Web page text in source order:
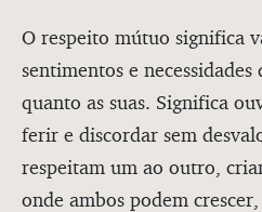
O respeito mútuo significa
sentimentos e
quanto as suas. Significa
ferir e discordar sem
respeitam um ao outro,
onde ambos podem crescer,